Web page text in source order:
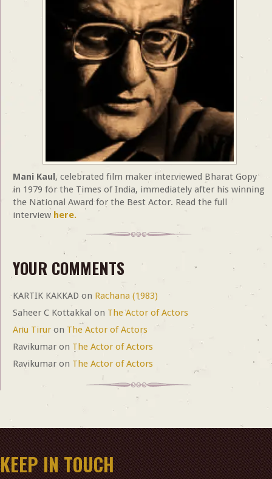
Mani Kaul, celebrated film maker interviewed Bharat Gopy
in 1979 for the Times of India, immediately after his winning
the National Award for the Best Actor. Read the full
interview here.
YOUR COMMENTS
KARTIK KAKKAD on Rachana (1983)
Saheer C Kottakkal on The Actor of Actors
Anu Tirur on The Actor of Actors
Ravikumar on The Actor of Actors
Ravikumar on The Actor of Actors
KEEP IN TOUCH